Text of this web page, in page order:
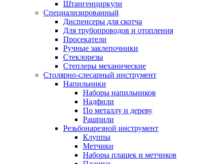
Штангенциркули
Специализированный
Диспенсеры для скотча
Для трубопроводов и отопления
Просекатели
Ручные заклепочники
Стеклорезы
Степлеры механические
Столярно-слесарный инструмент
Напильники
Наборы напильников
Надфили
По металлу и дереву
Рашпили
Резьбонарезной инструмент
Клуппы
Метчики
Наборы плашек и метчиков